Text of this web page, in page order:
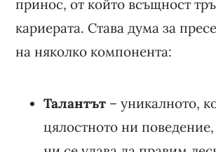
принос, от който всъщност
кариерата. Става дума за
на няколко компонента:
Талантът – уникалното,
цялостното ни поведение,